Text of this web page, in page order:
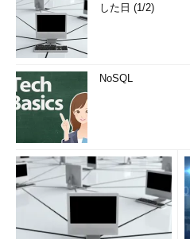
C:\>net use \\192.168.1.11 /
コマンドは正常に終了しました。
C:\>net use
新しい接続は記憶されません。
ステータス ローカル名 リ
…以下、3つのセッションが生成
した日 (1/2)
NoSQL